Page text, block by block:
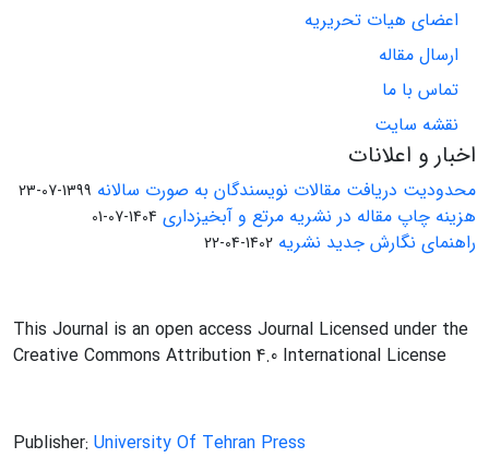
اعضای هیات تحریریه
ارسال مقاله
تماس با ما
نقشه سایت
اخبار و اعلانات
محدودیت دریافت مقالات نویسندگان به صورت سالانه 1399-07-23
هزینه چاپ مقاله در نشریه مرتع و آبخیزداری 1404-07-01
راهنمای نگارش جدید نشریه 1402-04-22
This Journal is an open access Journal Licensed under the
Creative Commons Attribution 4.0 International License
Publisher: University Of Tehran Press